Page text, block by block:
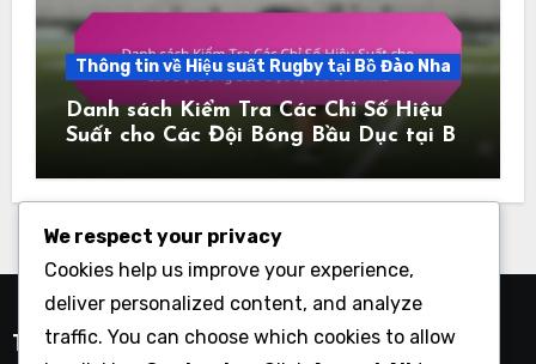
Thông tin về Hiệu suất Rugby tại Bồ Đào Nha
Danh sách Kiểm Tra Các Chỉ Số Hiệu
Suất cho Các Đội Bóng Bầu Dục tại Bồ
Tìm Kiếm
We respect your privacy
Cookies help us improve your experience,
deliver personalized content, and analyze
traffic. You can choose which cookies to allow